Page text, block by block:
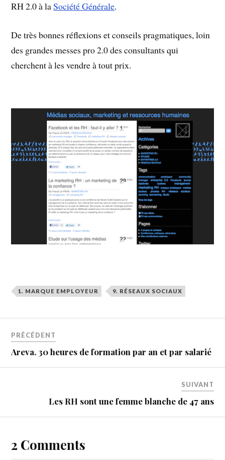
RH 2.0 à laSociété Générale.
De très bonnes réflexions et conseils pragmatiques, loin
des grandes messes pro 2.0 des consultants qui
cherchent à les vendre à tout prix.
1. MARQUE EMPLOYEUR 9. RÉSEAUX SOCIAUX
PRÉCÉDENT
Areva. 30 heures de formation par an et par salarié
SUIVANT
Les RH sont une femme blanche de 47 ans
2 Comments